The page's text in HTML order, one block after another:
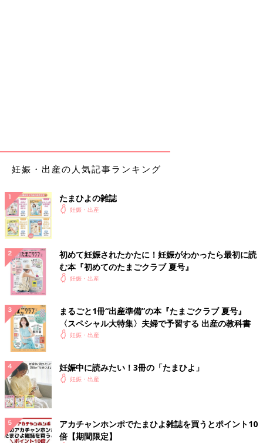
妊娠・出産の人気記事ランキング
たまひよの雑誌
妊娠・出産
初めて妊娠されたかたに！妊娠がわかったら最初に読
む本『初めてのたまごクラブ 夏号』
妊娠・出産
まるごと1冊“出産準備”の本『たまごクラブ 夏号』
〈スペシャル大特集〉夫婦で予習する 出産の教科書
妊娠・出産
妊娠中に読みたい！3冊の「たまひよ」
妊娠・出産
アカチャンホンポでたまひよ雑誌を買うとポイント10
倍【期間限定】